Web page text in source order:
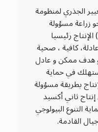
الجذري لمنظومة
زراعة مسؤولة
ترتكز على هدفين رئيسيين: 1) الإنتاج رئيسيا
كافية ، صحية
هدف ممكن و عادل
في حماية
البيولوجي ، 2) الإنتاج بطريقة مسؤولة
ثاني أكسيد
التنوع البيولوجي
القادمة.